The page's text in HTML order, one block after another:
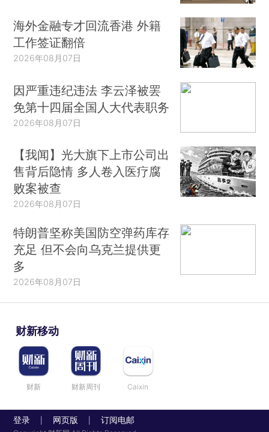
海外金融专才回流香港 外籍
工作签证翻倍
2026年08月07日
因严重违纪违法 李云泽被罢
免第十四届全国人大代表职务
2026年08月07日
【我闻】光大旗下上市公司出
售背后隐情 多人卷入医疗腐
败案被查
2026年08月07日
特朗普坚称美国防空弹药库存
充足 但不会向乌克兰提供更
多
2026年08月07日
财新移动
财新 财新周刊 Caixin
登录 网页版 订阅电邮